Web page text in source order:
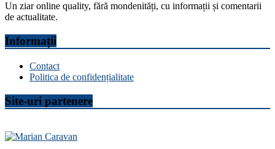
Un ziar online quality, fără mondenități, cu informații și comentarii
de actualitate.
Informații
Contact
Politica de confidențialitate
Site-uri partenere